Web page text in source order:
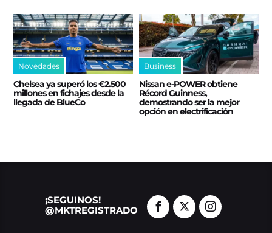
Novedades
Chelsea ya superó los €2.500
millones en fichajes desde la
llegada de BlueCo
Business
Nissan e‑POWER obtiene
Récord Guinness,
demostrando ser la mejor
opción en electrificación
¡SEGUINOS!
@MKTREGISTRADO